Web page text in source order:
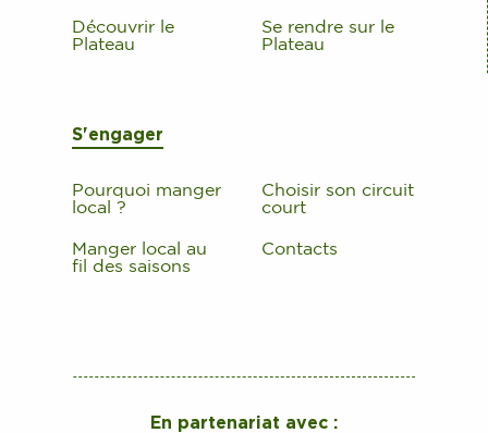
Découvrir le
Plateau
Se rendre sur le
Plateau
S'engager
Pourquoi manger
local ?
Choisir son circuit
court
Manger local au
fil des saisons
Contacts
En partenariat avec :